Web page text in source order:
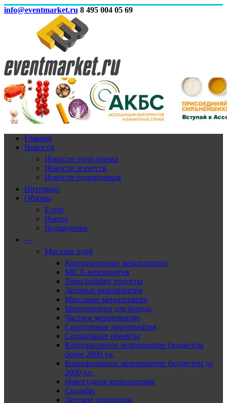
info@eventmarket.ru 8 495 004 05 69
Главная
Новости
Новости event-рынка
Новости агентств
Новости подрядчиков
Интервью
Обзоры
Event
Horeca
Подрядчики
—
Магазин идей
Корпоративные мероприятия
MICE-меропрития
Team-building проекты
Деловые мероприятия
Массовые мероприятия
Мероприятия для бренда
Частное мероприятие
Спортивные мероприятия
Социальные проекты
Корпоративное мероприятие бюджетом
более 2000 у.е.
Корпоративное мероприятие бюджетом до
2000 у.е.
Новогодние корпоративы
Свадьбы
Детские праздники